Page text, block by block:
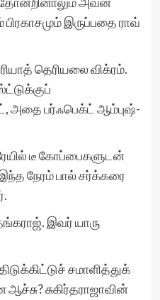
இருப்பதை ராவ்
தெரியலை விக்ரம்.
அதை பர்ஃபெக்ட் ஆம்புஷ்-
டீ கோப்பைகளுடன்
நேரம் பால் சர்க்கரை
இவர் யாரு
சமாளித்துக்
சுகிர்தராஜாவின்